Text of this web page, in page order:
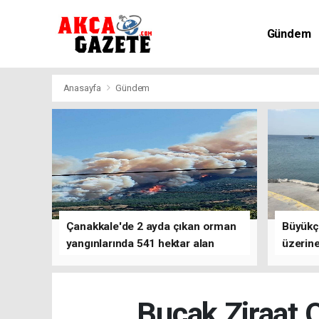
Gündem
Anasayfa Gündem
Çanakkale'de 2 ayda çıkan orman
yangınlarında 541 hektar alan